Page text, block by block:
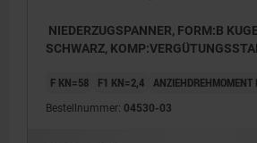
NIEDERZUGSPANNER, FORM:B
SCHWARZ,
F KN=58 F1 KN=2,4
Bestellnummer: 04530-03